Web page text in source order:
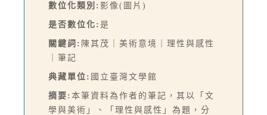
數位化類別: 影像(圖片)
是否數位化: 是
關鍵詞: 陳其茂｜美術意境｜理性與感性
｜筆記
典藏單位: 國立臺灣文學館
摘要: 本筆資料為作者的筆記，其以「文
學與美術」、「理性與感性」為題，分